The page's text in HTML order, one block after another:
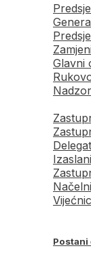
Glavni
Postani